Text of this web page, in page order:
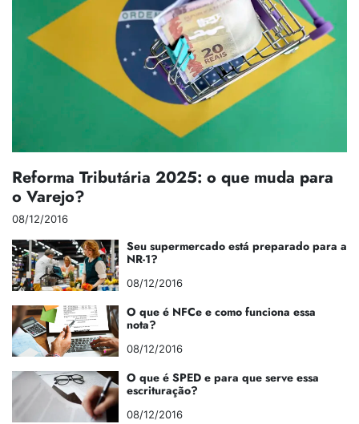
Reforma Tributária 2025: o que muda para
o Varejo?
08/12/2016
Seu supermercado está preparado para a
NR-1?
08/12/2016
O que é NFCe e como funciona essa
nota?
08/12/2016
O que é SPED e para que serve essa
escrituração?
08/12/2016